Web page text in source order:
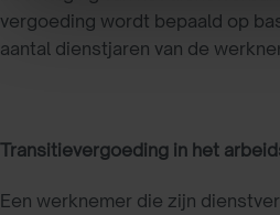
vergoeding wordt bepaald op
aantal dienstjaren van de
Transitievergoeding in het
Een werknemer die zijn